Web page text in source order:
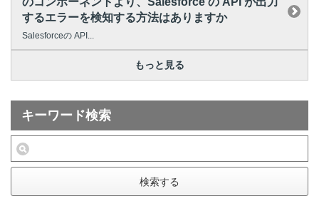
するエラーを検知する方法はありますか
Salesforceの API...
もっと見る
キーワード検索
検索する